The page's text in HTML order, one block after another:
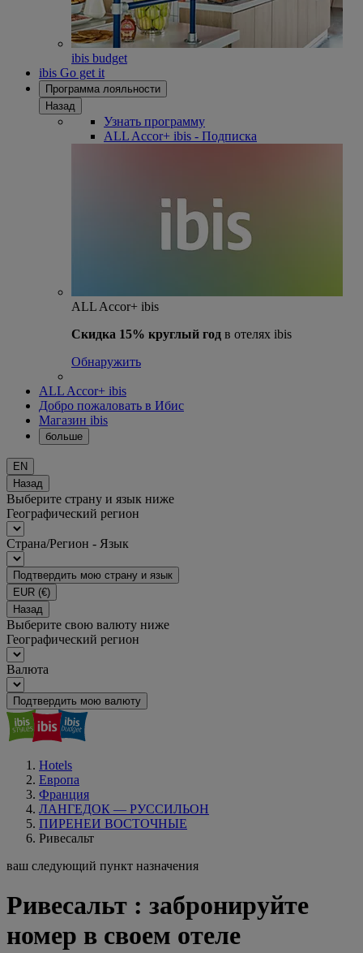
ibis budget
ibis Go get it
Программа лояльности
Назад
Узнать программу
ALL Accor+ ibis - Подписка
ALL Accor+ ibis
Скидка 15% круглый год в отелях ibis
Обнаружить
ALL Accor+ ibis
Добро пожаловать в Ибис
Магазин ibis
больше
EN
Назад
Выберите страну и язык ниже
Географический регион
Страна/Регион - Язык
Подтвердить мою страну и язык
EUR (€)
Назад
Выберите свою валюту ниже
Географический регион
Валюта
Подтвердить мою валюту
Hotels
Европа
Франция
ЛАНГЕДОК — РУССИЛЬОН
ПИРЕНЕИ ВОСТОЧНЫЕ
Ривесальт
ваш следующий пункт назначения
Ривесальт : забронируйте
номер в своем отеле